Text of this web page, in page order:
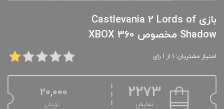
بازی Castlevania 2 Lords of
Shadow مخصوص XBOX 360
امتیاز مشتریان: 1 از 1 رای
2273
نمایش
20,000
تومان